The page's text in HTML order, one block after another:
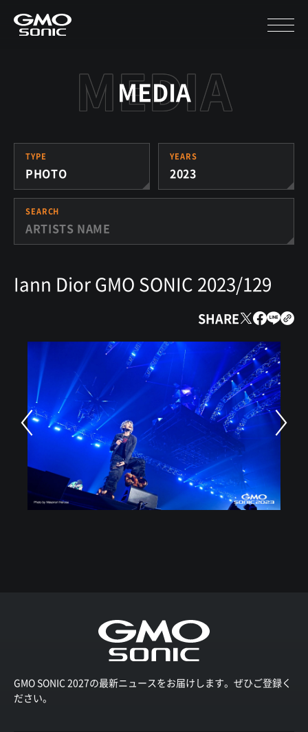
MEDIA
TYPE
PHOTO
YEARS
2023
SEARCH
Iann Dior GMO SONIC 2023/129
SHARE
GMO SONIC 2027の最新ニュースをお届けします。ぜひご登録く
ださい。